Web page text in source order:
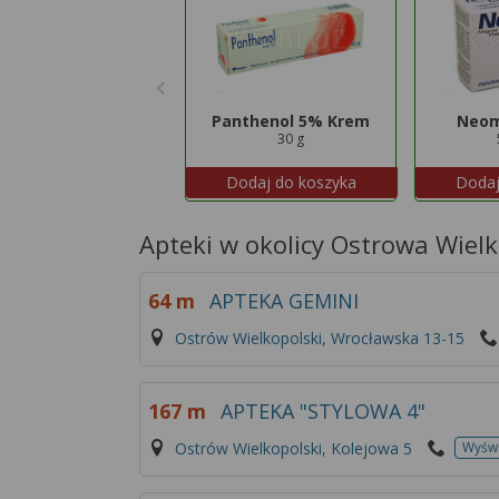
Panthenol 5% Krem
30 g
Dodaj do koszyka
Apteki w okolicy Ostrowa
64 m APTEKA GEMINI
Ostrów Wielkopolski, Wrocławska 13-15
167 m APTEKA "STYLOWA 4"
Ostrów Wielkopolski, Kolejowa 5